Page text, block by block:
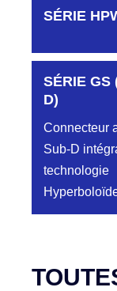
Aucune
SÉRIE
Aucune
SÉRIE GS
D)
Connecteur
Sub-D
technologie